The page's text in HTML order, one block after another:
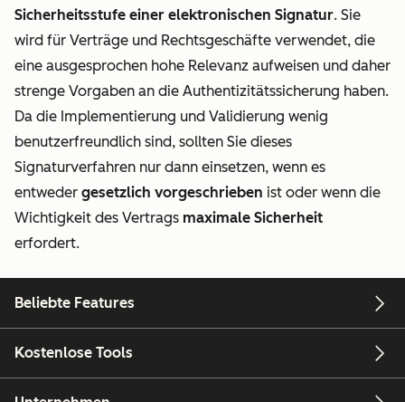
Sicherheitsstufe einer elektronischen Signatur. Sie
wird für Verträge und Rechtsgeschäfte verwendet, die
eine ausgesprochen hohe Relevanz aufweisen und daher
strenge Vorgaben an die Authentizitätssicherung haben.
Da die Implementierung und Validierung wenig
benutzerfreundlich sind, sollten Sie dieses
Signaturverfahren nur dann einsetzen, wenn es
entweder gesetzlich vorgeschrieben ist oder wenn die
Wichtigkeit des Vertrags maximale Sicherheit
erfordert.
Beliebte Features
Kostenlose Tools